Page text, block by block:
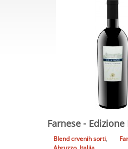
Farnese - Edizione
Blend crvenih sorti,